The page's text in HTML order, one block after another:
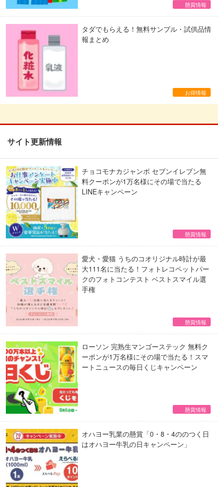
懸賞情報
タダでもらえる！無料サンプル・試供品情
報まとめ
お得情報
サイト更新情報
チョコモナカジャンボ セブンイレブン無
料クーポンが1万名様にその場で当たる
LINEキャンペーン
懸賞情報
愛犬・愛猫 うちのコオリジナル時計が最
大111名に当たる！フォトレコペットパー
クのフォトコンテスト ベストスマイル選
手権
懸賞情報
ローソン 完熟生マンゴーステック 無料ク
ーポンが1万名様にその場で当たる！スマ
ートニュースの毎日くじキャンペーン
懸賞情報
オハヨー乳業の懸賞「0・8・4ののつく日
はオハヨー牛乳の日キャンペーン」